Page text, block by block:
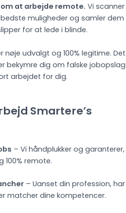
at arbejde remote. Vi scanner
muligheder og samler dem
for at lede i blinde.
nøje udvalgt og 100% legitime. Det
bekymre dig om falske jobopslag
arbejdet for dig.
Smartere’s
– Vi håndplukker og garanterer,
100% remote.
– Uanset din profession, har
matcher dine kompetencer.